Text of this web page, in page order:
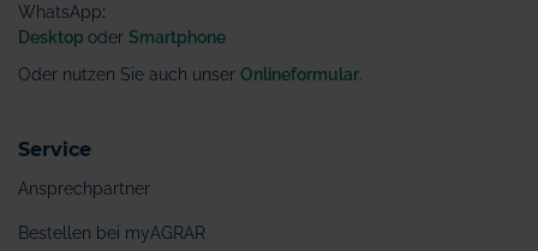
WhatsApp:
Desktop oder Smartphone
Oder nutzen Sie auch unser Onlineformular
Service
Ansprechpartner
Bestellen bei myAGRAR